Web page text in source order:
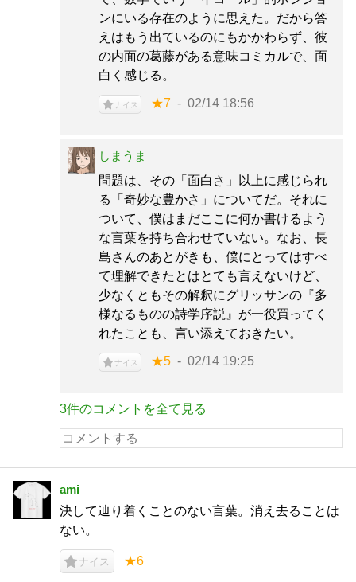
ンにいる存在のように思えた。だから答
えはもう出ているのにもかかわらず、彼
の内面の葛藤がある意味コミカルで、面
白く感じる。
ナイス ★7 02/14 18:56
しまうま
問題は、その「面白さ」以上に感じられ
る「奇妙な豊かさ」についてだ。それに
ついて、僕はまだここに何か書けるよう
な言葉を持ち合わせていない。なお、長
島さんのあとがきも、僕にとってはすべ
て理解できたとはとても言えないけど、
少なくともその解釈にグリッサンの『多
様なるものの詩学序説』が一役買ってく
れたことも、言い添えておきたい。
ナイス ★5 02/14 19:25
3件のコメントを全て見る
ami
決して辿り着くことのない言葉。消え去ることは
ない。
ナイス ★6